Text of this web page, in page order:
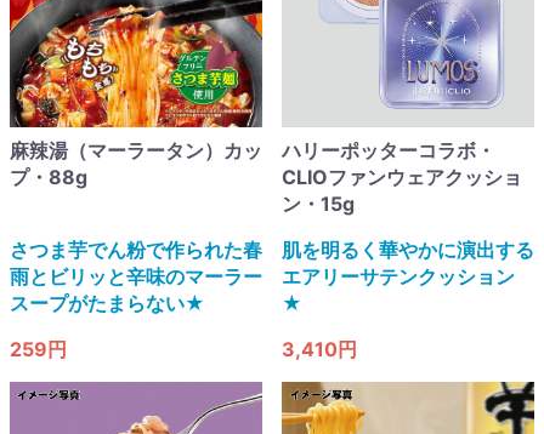
麻辣湯（マーラータン）カッ
プ・88g
さつま芋でん粉で作られた春
雨とビリッと辛味​のマーラー
スープがたまらない★
259円
ハリーポッターコラボ・
CLIOファンウェアクッショ
ン・15g
肌を明るく華やかに演出する
エアリーサテンクッション​​
★
3,410円